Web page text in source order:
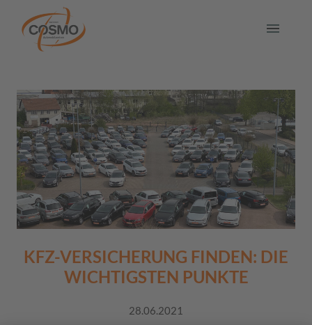
KFZ-VERSICHERUNG FINDEN: DIE
WICHTIGSTEN PUNKTE
28.06.2021